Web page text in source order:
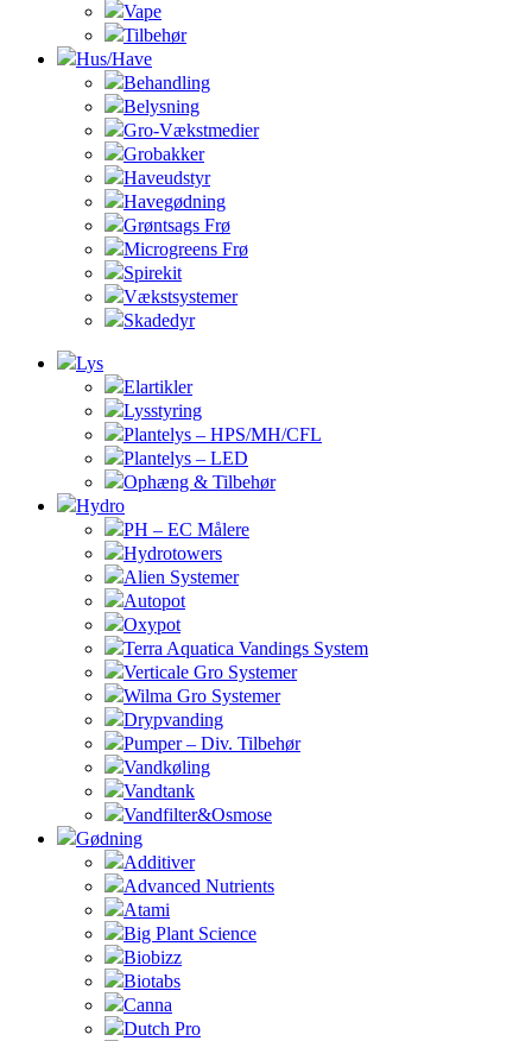
Vape
Tilbehør
Hus/Have
Behandling
Belysning
Gro-Vækstmedier
Grobakker
Haveudstyr
Havegødning
Grøntsags Frø
Microgreens Frø
Spirekit
Vækstsystemer
Skadedyr
Lys
Elartikler
Lysstyring
Plantelys – HPS/MH/CFL
Plantelys – LED
Ophæng & Tilbehør
Hydro
PH – EC Målere
Hydrotowers
Alien Systemer
Autopot
Oxypot
Terra Aquatica Vandings System
Verticale Gro Systemer
Wilma Gro Systemer
Drypvanding
Pumper – Div. Tilbehør
Vandkøling
Vandtank
Vandfilter&Osmose
Gødning
Additiver
Advanced Nutrients
Atami
Big Plant Science
Biobizz
Biotabs
Canna
Dutch Pro